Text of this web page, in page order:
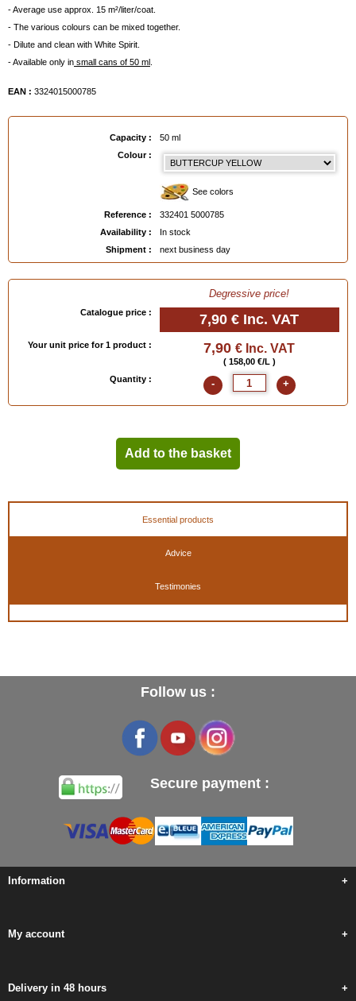
- Average use approx. 15 m²/liter/coat.
- The various colours can be mixed together.
- Dilute and clean with White Spirit.
- Available only in small cans of 50 ml
EAN : 3324015000785
Capacity :
50 ml
Colour :
See colors
Reference :
332401 5000785
Availability :
In stock
Shipment :
next business day
Degressive price!
Catalogue price : 7,90 € Inc. VAT
Your unit price for 1 product : 7,90 € Inc. VAT
( 158,00 €/L )
Quantity :
- +
Add to the basket
Essential products
Advice
Testimonies
Follow us :
Secure payment :
Information +
My account +
Delivery in 48 hours +